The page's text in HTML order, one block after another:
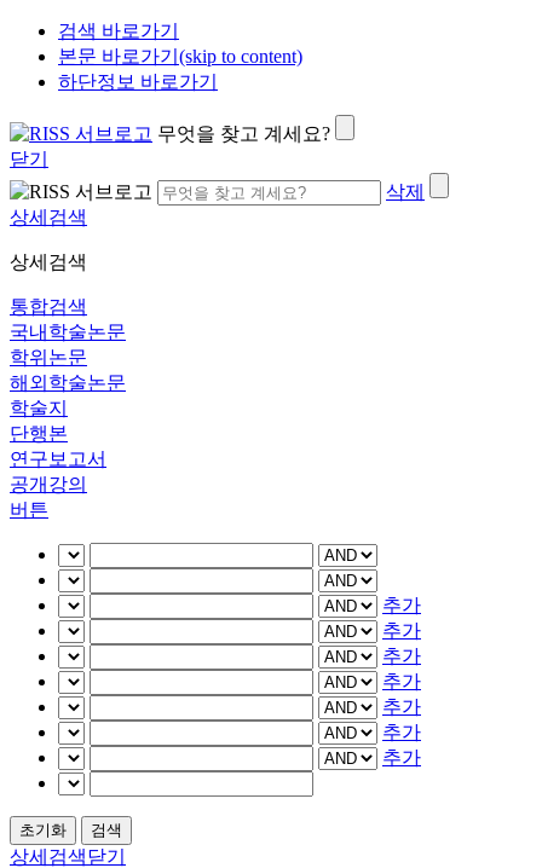
검색 바로가기
본문 바로가기(skip to content)
하단정보 바로가기
무엇을 찾고 계세요?
닫기
삭제
상세검색
상세검색
통합검색
국내학술논문
학위논문
해외학술논문
학술지
단행본
연구보고서
공개강의
버튼
추가
추가
추가
추가
추가
추가
추가
상세검색닫기